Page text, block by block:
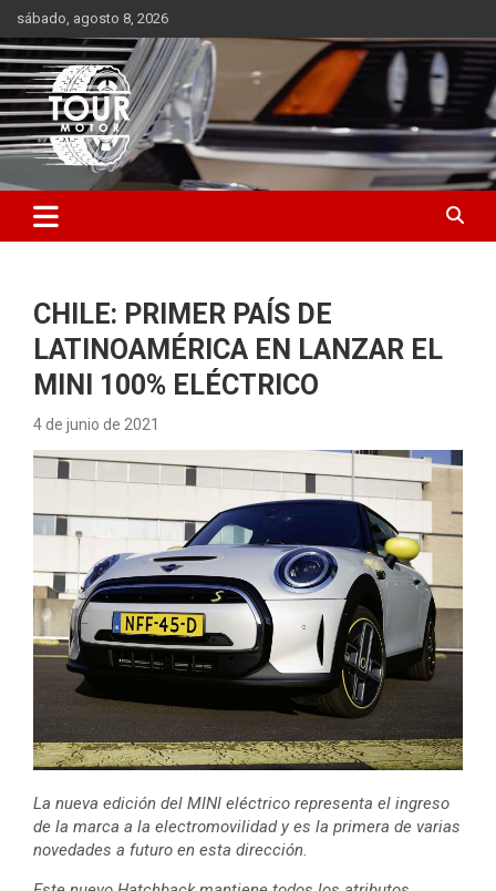
Saltar
al
contenido
sábado, agosto 8, 2026
Tour Motor
Plataforma de contenido audiovisual para el sector automotriz
CHILE: PRIMER PAÍS DE
LATINOAMÉRICA EN LANZAR EL
MINI 100% ELÉCTRICO
4 de junio de 2021
La nueva edición del MINI eléctrico representa el ingreso
de la marca a la electromovilidad y es la primera de varias
novedades a futuro en esta dirección.